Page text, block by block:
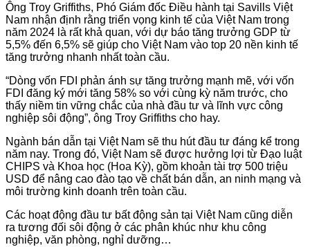
Ông Troy Griffiths, Phó Giám đốc Điều hành tại Savills Việt
Nam nhận định rằng triển vọng kinh tế của Việt Nam trong
năm 2024 là rất khả quan, với dự báo tăng trưởng GDP từ
5,5% đến 6,5% sẽ giúp cho Việt Nam vào top 20 nền kinh tế
tăng trưởng nhanh nhất toàn cầu.
“Dòng vốn FDI phản ánh sự tăng trưởng mạnh mẽ, với vốn
FDI đăng ký mới tăng 58% so với cùng kỳ năm trước, cho
thấy niềm tin vững chắc của nhà đầu tư và lĩnh vực công
nghiệp sôi động”, ông Troy Griffiths cho hay.
Ngành bán dẫn tại Việt Nam sẽ thu hút đầu tư đáng kể trong
năm nay. Trong đó, Việt Nam sẽ được hưởng lợi từ Đạo luật
CHIPS và Khoa học (Hoa Kỳ), gồm khoản tài trợ 500 triệu
USD để nâng cao đào tạo về chất bán dẫn, an ninh mạng và
môi trường kinh doanh trên toàn cầu.
Các hoạt động đầu tư bất động sản tại Việt Nam cũng diễn
ra tương đối sôi động ở các phân khúc như khu công
nghiệp, văn phòng, nghỉ dưỡng…